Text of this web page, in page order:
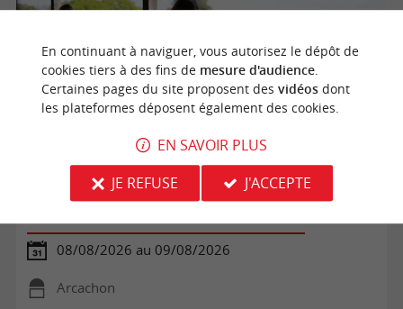
08/08/2026 au 09/08/2026
Arcachon
En continuant à naviguer, vous autorisez le dépôt de
cookies tiers à des fins de mesure d'audience.
Certaines pages du site proposent des vidéosdont
les plateformes déposent également des cookies.
EN SAVOIR PLUS
JE REFUSE
J'ACCEPTE